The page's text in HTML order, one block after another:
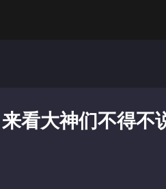
看大神们不得不